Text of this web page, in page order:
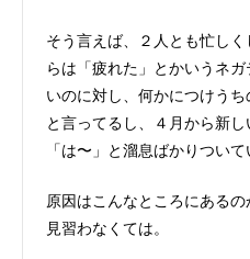
そう言えば、２人とも忙し
らは「疲れた」とかいうネ
いのに対し、何かにつけうち
と言ってるし、４月から新
「は〜」と溜息ばかりついて
原因はこんなところにあるの
見習わなくては。